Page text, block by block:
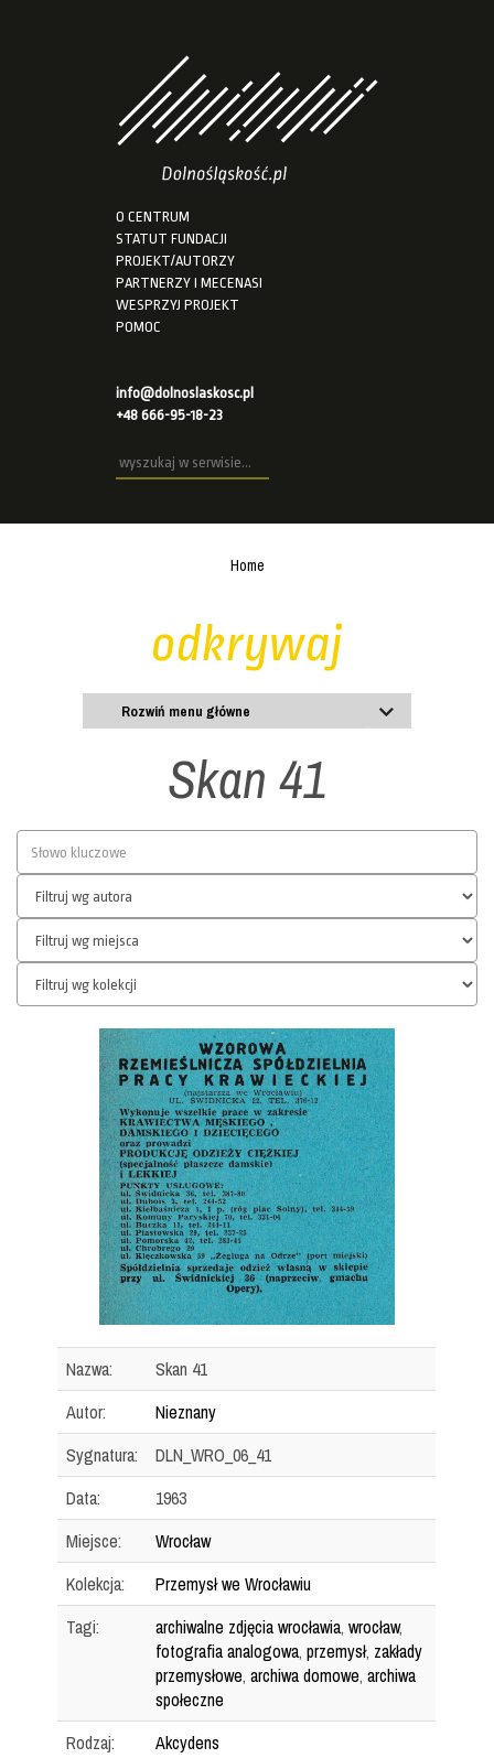
O CENTRUM
STATUT FUNDACJI
PROJEKT/AUTORZY
PARTNERZY I MECENASI
WESPRZYJ PROJEKT
POMOC
info@dolnoslaskosc.pl
+48 666-95-18-23
Home
odkrywaj
Rozwiń menu główne
Skan 41
Nazwa:
Skan 41
Autor:
Nieznany
Sygnatura:
DLN_WRO_06_41
Data:
1963
Miejsce:
Wrocław
Kolekcja:
Przemysł we Wrocławiu
Tagi:
archiwalne zdjęcia wrocławia,wrocław,
fotografia analogowa,przemysł, zakłady
przemysłowe,archiwa domowe,archiwa
społeczne
Rodzaj:
Akcydens